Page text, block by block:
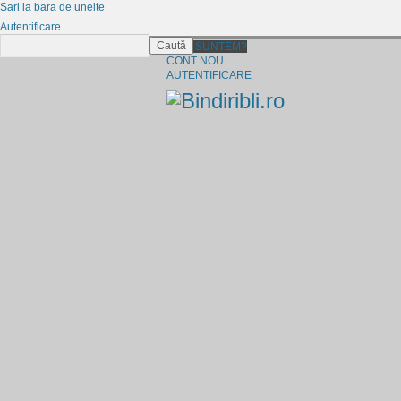
CINE SUNTEM?
CONT NOU
AUTENTIFICARE
Sari la bara de unelte
Autentificare
Caută